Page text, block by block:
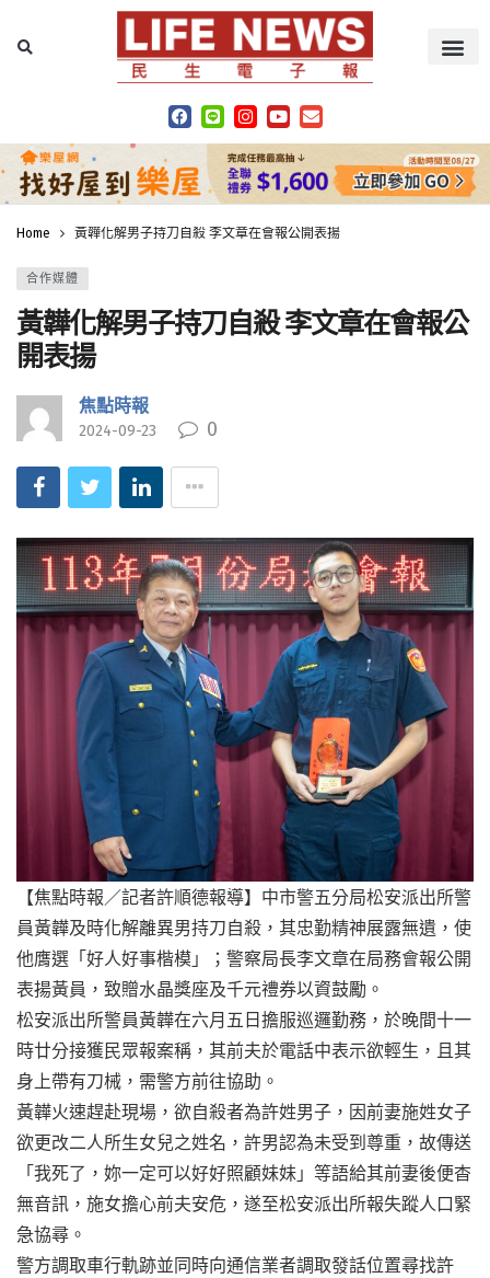
Home 黃韡化解男子持刀自殺 李文章在會報公開表揚
合作媒體
黃韡化解男子持刀自殺 李文章在會報公
開表揚
焦點時報
2024-09-23 0
【焦點時報／記者許順德報導】中市警五分局松安派出所警
員黃韡及時化解離異男持刀自殺，其忠勤精神展露無遺，使
他膺選「好人好事楷模」；警察局長李文章在局務會報公開
表揚黃員，致贈水晶獎座及千元禮券以資鼓勵。
松安派出所警員黃韡在六月五日擔服巡邏勤務，於晚間十一
時廿分接獲民眾報案稱，其前夫於電話中表示欲輕生，且其
身上帶有刀械，需警方前往協助。
黃韡火速趕赴現場，欲自殺者為許姓男子，因前妻施姓女子
欲更改二人所生女兒之姓名，許男認為未受到尊重，故傳送
「我死了，妳一定可以好好照顧妹妹」等語給其前妻後便杳
無音訊，施女擔心前夫安危，遂至松安派出所報失蹤人口緊
急協尋。
警方調取車行軌跡並同時向通信業者調取發話位置尋找許